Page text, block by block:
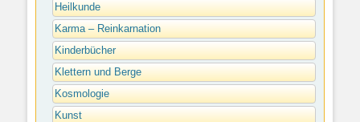
Heilkunde
Karma – Reinkarnation
Kinderbücher
Klettern und Berge
Kosmologie
Kunst